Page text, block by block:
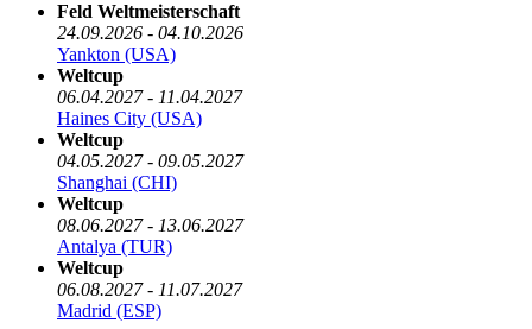
Feld Weltmeisterschaft
24.09.2026 - 04.10.2026
Yankton (USA)
Weltcup
06.04.2027 - 11.04.2027
Haines City (USA)
Weltcup
04.05.2027 - 09.05.2027
Shanghai (CHI)
Weltcup
08.06.2027 - 13.06.2027
Antalya (TUR)
Weltcup
06.08.2027 - 11.07.2027
Madrid (ESP)